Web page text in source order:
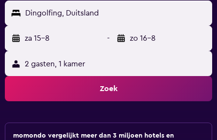
Dingolfing, Duitsland
za 15-8 - zo 16-8
2 gasten, 1 kamer
Zoek
momondo vergelijkt meer dan 3 miljoen hotels en